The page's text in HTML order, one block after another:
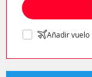
Añadir vuelo